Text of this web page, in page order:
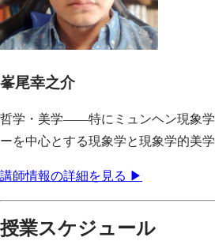
峯尾幸之介
哲学・美学——特にミュンヘン現象
ーを中心とする現象学と現象学的美学
講師情報の詳細を見る ▶
授業スケジュール